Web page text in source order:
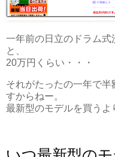
一年前の日立のドラム
と、
20万円くらい・・・
それがたったの一年で
すからねー。
最新型のモデルを買うよ